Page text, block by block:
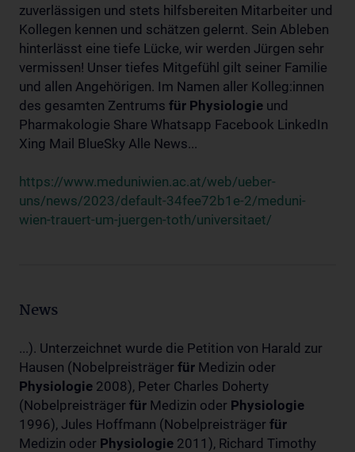
zuverlässigen und stets hilfsbereiten Mitarbeiter und
Kollegen kennen und schätzen gelernt. Sein Ableben
hinterlässt eine tiefe Lücke, wir werden Jürgen sehr
vermissen! Unser tiefes Mitgefühl gilt seiner Familie
und allen Angehörigen. Im Namen aller Kolleg:innen
des gesamten Zentrums für Physiologie und
Pharmakologie Share Whatsapp Facebook LinkedIn
Xing Mail BlueSky Alle News...
https://www.meduniwien.ac.at/web/ueber-
uns/news/2023/default-34fee72b1e-2/meduni-
wien-trauert-um-juergen-toth/universitaet/
News
...). Unterzeichnet wurde die Petition von Harald zur
Hausen (Nobelpreisträger für Medizin oder
Physiologie 2008), Peter Charles Doherty
(Nobelpreisträger für Medizin oder Physiologie
1996), Jules Hoffmann (Nobelpreisträger für
Medizin oder Physiologie 2011), Richard Timothy